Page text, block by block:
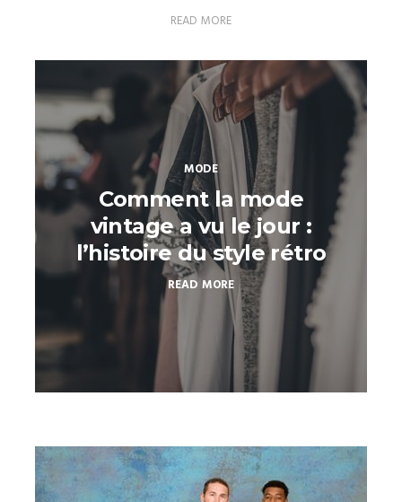
READ MORE
MODE
Comment la mode
vintage a vu le jour :
l’histoire du style rétro
READ MORE